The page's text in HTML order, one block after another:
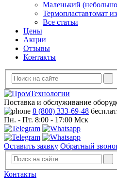
Маленький
Термопластавтомат
Все статьи
Цены
Акции
Отзывы
Контакты
Поставка и обслуживание
8 (800) 333-69-48
Пн. - Пт. 8:00 - 17:00 Мск
Оставить заявку Обратный
Контакты